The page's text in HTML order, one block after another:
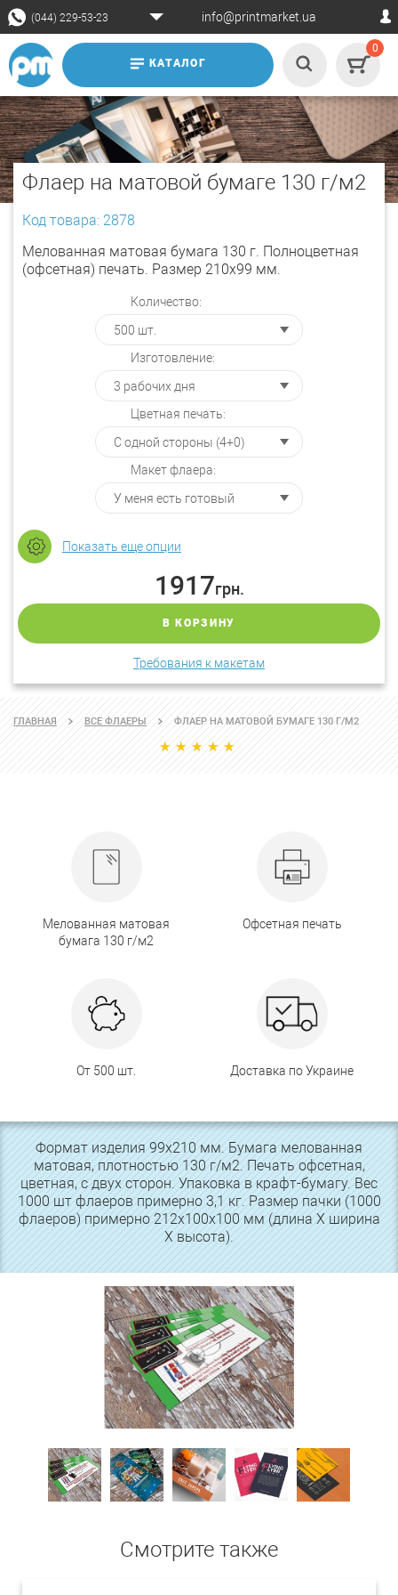
(044) 229-53-23 info@printmarket.ua
КАТАЛОГ
0
Флаер на матовой бумаге 130 г/м2
Код товара: 2878
Мелованная матовая бумага 130 г. Полноцветная
(офсетная) печать. Размер 210х99 мм.
Количество:
Изготовление:
Цветная печать:
Макет флаера:
Показать еще опции
1917грн.
В КОРЗИНУ
Требования к макетам
ГЛАВНАЯ ВСЕ ФЛАЕРЫ ФЛАЕР НА МАТОВОЙ БУМАГЕ 130 Г/М2
Мелованная матовая
бумага 130 г/м2
Офсетная печать
От 500 шт. Доставка по Украине
Формат изделия 99х210 мм. Бумага мелованная
матовая, плотностью 130 г/м2. Печать офсетная,
цветная, с двух сторон. Упаковка в крафт-бумагу. Вес
1000 шт флаеров примерно 3,1 кг. Размер пачки (1000
флаеров) примерно 212х100х100 мм (длина Х ширина
Х высота).
Смотрите также